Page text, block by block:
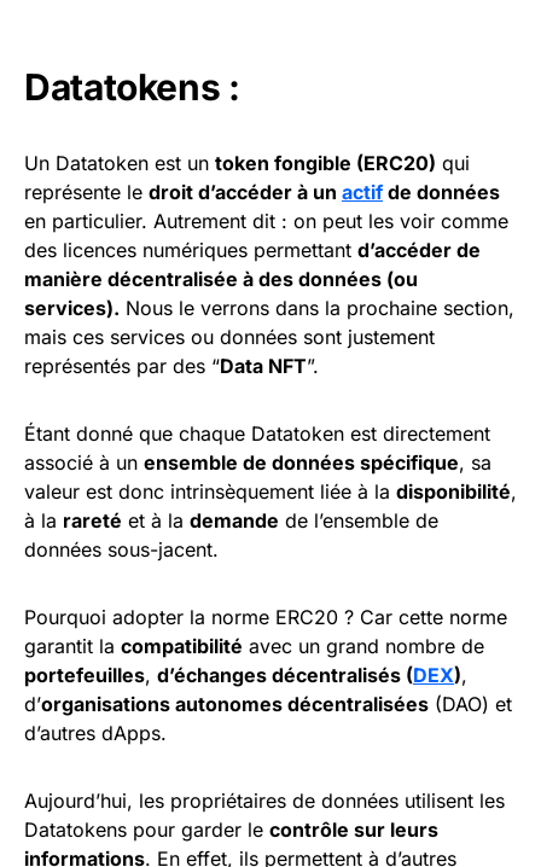
Datatokens :
Un Datatoken est un token fongible (ERC20) qui
représente le droit d’accéder à un actifde données
en particulier. Autrement dit : on peut les voir comme
des licences numériques permettant d’accéder de
manière décentralisée à des données (ou
services). Nous le verrons dans la prochaine section,
mais ces services ou données sont justement
représentés par des “Data NFT”.
Étant donné que chaque Datatoken est directement
associé à un ensemble de données spécifique, sa
valeur est donc intrinsèquement liée à la disponibilité,
à la rareté et à la demande de l’ensemble de
données sous-jacent.
Pourquoi adopter la norme ERC20 ? Car cette norme
garantit la compatibilité avec un grand nombre de
portefeuilles, d’échanges décentralisés (DEX),
d’organisations autonomes décentralisées (DAO) et
d’autres dApps.
Aujourd’hui, les propriétaires de données utilisent les
Datatokens pour garder le contrôle sur leurs
informations. En effet, ils permettent à d’autres